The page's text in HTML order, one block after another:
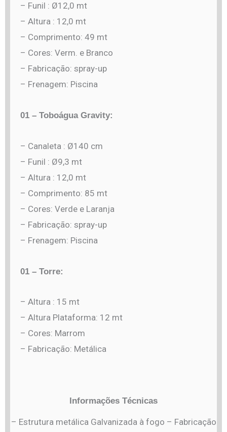
– Funil : Ø12,0 mt
– Altura : 12,0 mt
– Comprimento: 49 mt
– Cores: Verm. e Branco
– Fabricação: spray-up
– Frenagem: Piscina
01 – Toboágua Gravity:
– Canaleta : Ø140 cm
– Funil : Ø9,3 mt
– Altura : 12,0 mt
– Comprimento: 85 mt
– Cores: Verde e Laranja
– Fabricação: spray-up
– Frenagem: Piscina
01 – Torre:
– Altura : 15 mt
– Altura Plataforma: 12 mt
– Cores: Marrom
– Fabricação: Metálica
Informações Técnicas
– Estrutura metálica Galvanizada à fogo – Fabricação